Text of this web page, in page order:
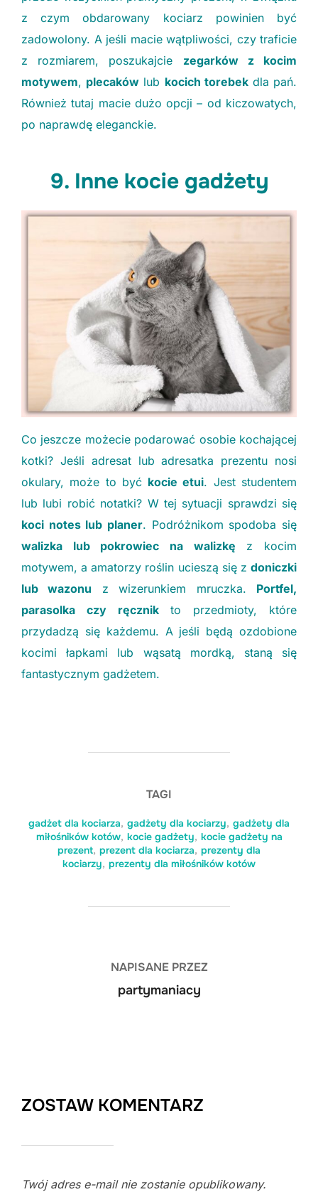
z czym obdarowany kociarz powinien być
zadowolony. A jeśli macie wątpliwości, czy traficie
z rozmiarem, poszukajcie zegarków z kocim
motywem, plecaków lub kocich torebekdla pań.
Również tutaj macie dużo opcji – od kiczowatych,
po naprawdę eleganckie.
9. Inne kocie gadżety
Co jeszcze możecie podarować osobie kochającej
kotki? Jeśli adresat lub adresatka prezentu nosi
okulary, może to być kocie etui. Jest studentem
lub lubi robić notatki? W tej sytuacji sprawdzi się
koci notes lub planer. Podróżnikom spodoba się
walizka lub pokrowiec na walizkę z kocim
motywem, a amatorzy roślin ucieszą się z doniczki
lub wazonu z wizerunkiem mruczka. Portfel,
parasolka czy ręcznikto przedmioty, które
przydadzą się każdemu. A jeśli będą ozdobione
kocimi łapkami lub wąsatą mordką, staną się
fantastycznym gadżetem.
TAGI
gadżet dla kociarza, gadżety dla kociarzy, gadżety dla
miłośników kotów, kocie gadżety, kocie gadżety na
prezent, prezent dla kociarza, prezenty dla
kociarzy, prezenty dla miłośników kotów
NAPISANE PRZEZ
partymaniacy
ZOSTAW KOMENTARZ
Twój adres e-mail nie zostanie opublikowany.